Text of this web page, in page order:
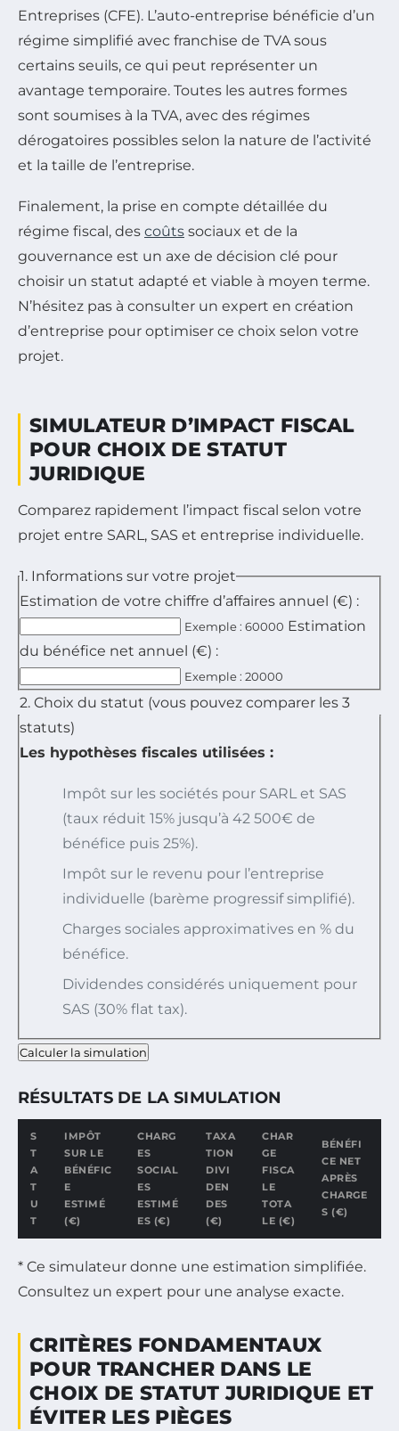
Entreprises (CFE). L’auto-entreprise bénéficie d’un
régime simplifié avec franchise de TVA sous
certains seuils, ce qui peut représenter un
avantage temporaire. Toutes les autres formes
sont soumises à la TVA, avec des régimes
dérogatoires possibles selon la nature de l’activité
et la taille de l’entreprise.
Finalement, la prise en compte détaillée du
régime fiscal, des coûts sociaux et de la
gouvernance est un axe de décision clé pour
choisir un statut adapté et viable à moyen terme.
N’hésitez pas à consulter un expert en création
d’entreprise pour optimiser ce choix selon votre
projet.
SIMULATEUR D’IMPACT FISCAL
POUR CHOIX DE STATUT
JURIDIQUE
Comparez rapidement l’impact fiscal selon votre
projet entre SARL, SAS et entreprise individuelle.
1. Informations sur votre projet
Estimation de votre chiffre d’affaires annuel (€) :
Exemple : 60000 Estimation
du bénéfice net annuel (€) :
Exemple : 20000
2. Choix du statut (vous pouvez comparer les 3
statuts)
Les hypothèses fiscales utilisées :
Impôt sur les sociétés pour SARL et SAS
(taux réduit 15% jusqu’à 42 500€ de
bénéfice puis 25%).
Impôt sur le revenu pour l’entreprise
individuelle (barème progressif simplifié).
Charges sociales approximatives en % du
bénéfice.
Dividendes considérés uniquement pour
SAS (30% flat tax).
Calculer la simulation
RÉSULTATS DE LA SIMULATION
S
T
A
T
U
T
IMPÔT
SUR LE
BÉNÉFIC
E
ESTIMÉ
(€)
CHARG
ES
SOCIAL
ES
ESTIMÉ
ES (€)
TAXA
TION
DIVI
DEN
DES
(€)
CHAR
GE
FISCA
LE
TOTA
LE (€)
BÉNÉFI
CE NET
APRÈS
CHARGE
S (€)
* Ce simulateur donne une estimation simplifiée.
Consultez un expert pour une analyse exacte.
CRITÈRES FONDAMENTAUX
POUR TRANCHER DANS LE
CHOIX DE STATUT JURIDIQUE ET
ÉVITER LES PIÈGES